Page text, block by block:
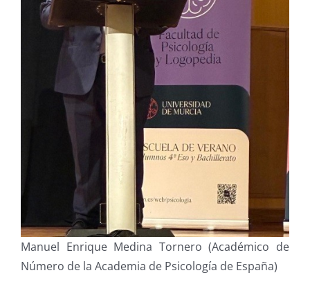
Manuel Enrique Medina Tornero (Académico de
Número de la Academia de Psicología de España)